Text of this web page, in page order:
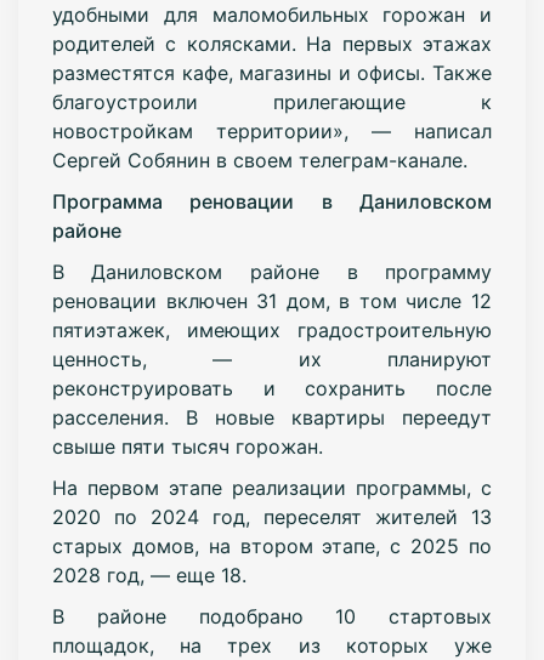
удобными для маломобильных горожан и
родителей с колясками. На первых этажах
разместятся кафе, магазины и офисы. Также
благоустроили прилегающие к
новостройкам территории», — написал
Сергей Собянин в своем телеграм-канале.
Программа реновации в Даниловском
районе
В Даниловском районе в программу
реновации включен 31 дом, в том числе 12
пятиэтажек, имеющих градостроительную
ценность, — их планируют
реконструировать и сохранить после
расселения. В новые квартиры переедут
свыше пяти тысяч горожан.
На первом этапе реализации программы, с
2020 по 2024 год, переселят жителей 13
старых домов, на втором этапе, с 2025 по
2028 год, — еще 18.
В районе подобрано 10 стартовых
площадок, на трех из которых уже